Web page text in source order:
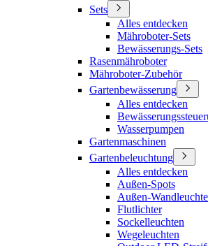
Sets
Alles entdecken
Mähroboter-Sets
Bewässerungs-Sets
Rasenmähroboter
Mähroboter-Zubehör
Gartenbewässerung
Alles entdecken
Wasserpumpen
Gartenmaschinen
Gartenbeleuchtung
Alles entdecken
Außen-Spots
Außen-
Flutlichter
Sockelleuchten
Wegeleuchten